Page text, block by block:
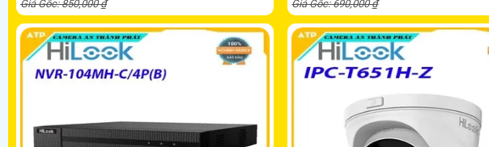
Giá Gốc: 850,000 ₫ Giá Gốc: 690,000 ₫